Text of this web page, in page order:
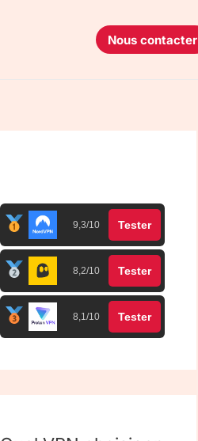
Nous contacter
9,3/10 Tester
8,2/10 Tester
8,1/10 Tester